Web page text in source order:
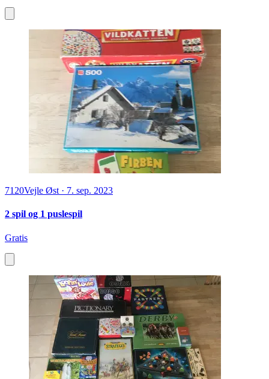
7120Vejle Øst · 7. sep. 2023
2 spil og 1 puslespil
Gratis